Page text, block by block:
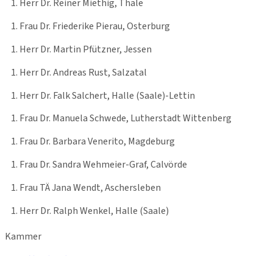
Herr Dr. Reiner Miethig, Thale
Frau Dr. Friederike Pierau, Osterburg
Herr Dr. Martin Pfützner, Jessen
Herr Dr. Andreas Rust, Salzatal
Herr Dr. Falk Salchert, Halle (Saale)-Lettin
Frau Dr. Manuela Schwede, Lutherstadt Wittenberg
Frau Dr. Barbara Venerito, Magdeburg
Frau Dr. Sandra Wehmeier-Graf, Calvörde
Frau TÄ Jana Wendt, Aschersleben
Herr Dr. Ralph Wenkel, Halle (Saale)
Kammer